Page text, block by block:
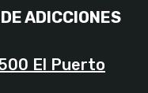
ADICCIONES
El Puerto